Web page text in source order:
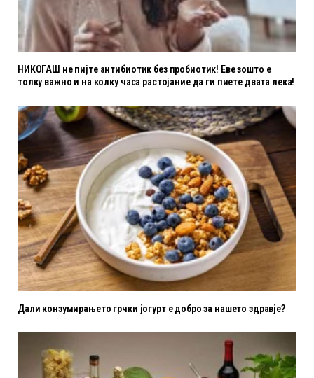
НИКОГАШ не пијте антибиотик без пробиотик! Еве зошто е
толку важно и на колку часа растојание да ги пиете двата лека!
Дали конзумирањето грчки јогурт е добро за нашето здравје?